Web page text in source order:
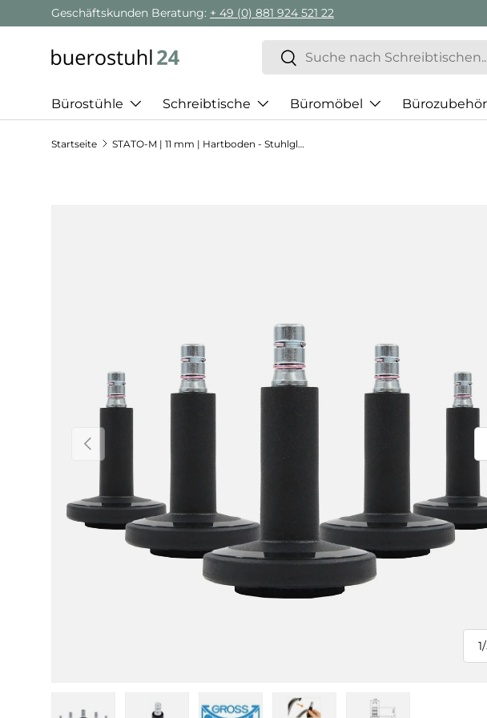
Direkt zum Inhalt
Geschäftskunden Beratung: + 49 (0) 881 924 521 22
Suchen
Suchen
Bürostühle Schreibtische Büromöbel Bürozubehör
Startseite STATO-M | 11 mm | Hartboden - Stuhlgleiter
Vorherige
1/